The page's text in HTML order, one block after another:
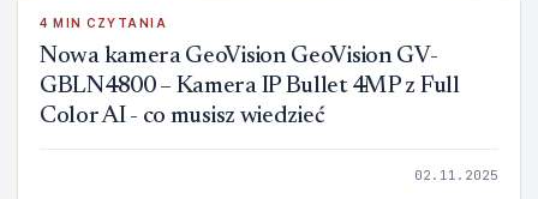
4 MIN CZYTANIA
Nowa kamera GeoVision GeoVision GV-
GBLN4800 – Kamera IP Bullet 4MP z Full
Color AI - co musisz wiedzieć
02.11.2025